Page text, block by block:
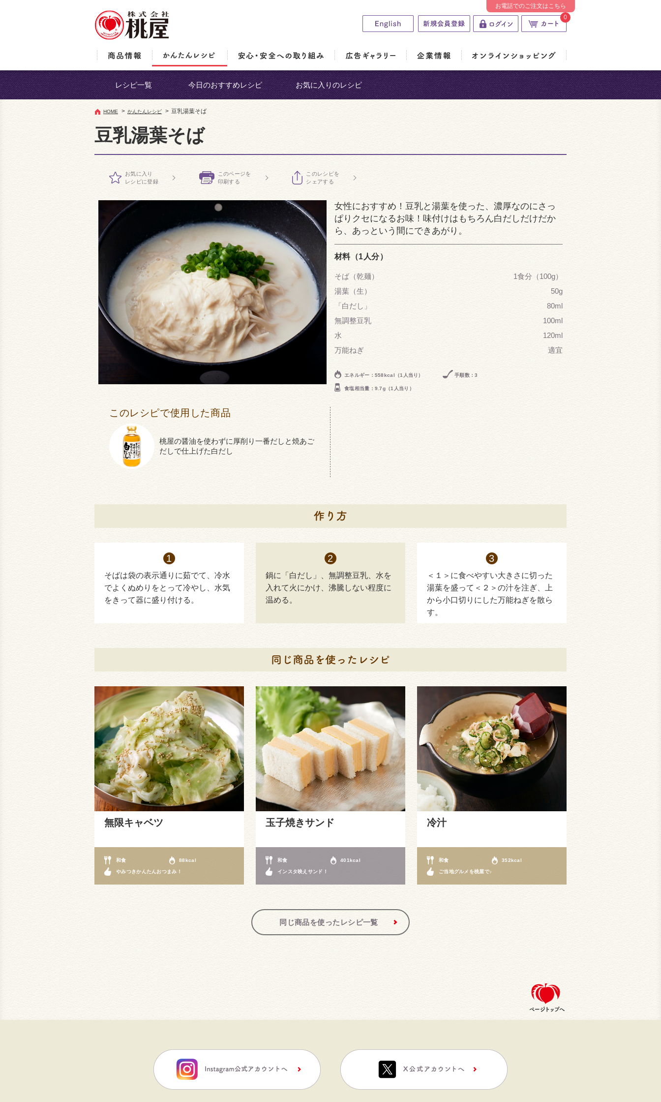
0
お電話でのご注文はこちら
レシピ一覧 今日のおすすめレシピ お気に入りのレシピ
HOME > かんたんレシピ > 豆乳湯葉そば
豆乳湯葉そば
お気に入り
レシピに登録
このページを
印刷する
このレシピを
シェアする
女性におすすめ！豆乳と湯葉を使った、濃厚なのにさっ
ぱりクセになるお味！味付けはもちろん白だしだけだか
ら、あっという間にできあがり。
材料（1人分）
そば（乾麺）
1食分（100g）
湯葉（生）
50g
「白だし」
80ml
無調整豆乳
100ml
水
120ml
万能ねぎ
適宜
エネルギー：558kcal（1人当り） 手順数：3
食塩相当量：9.7g（1人当り）
このレシピで使用した商品
桃屋の醤油を使わずに厚削り一番だしと焼あご
だしで仕上げた白だし
そばは袋の表示通りに茹でて、冷水
でよくぬめりをとって冷やし、水気
をきって器に盛り付ける。
鍋に「白だし」、無調整豆乳、水を
入れて火にかけ、沸騰しない程度に
温める。
＜１＞に食べやすい大きさに切った
湯葉を盛って＜２＞の汁を注ぎ、上
から小口切りにした万能ねぎを散ら
す。
無限キャベツ
和食 88kcal
やみつきかんたんおつまみ！
玉子焼きサンド
和食 401kcal
インスタ映えサンド！
冷汁
和食 352kcal
ご当地グルメを桃屋で♪
同じ商品を使ったレシピ一覧